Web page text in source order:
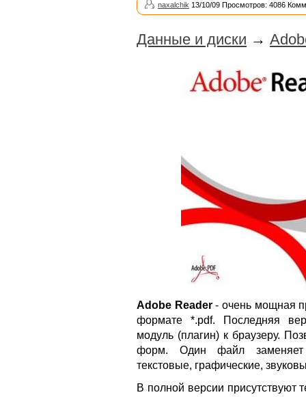
naxalchik 13/10/09 Просмотров: 4086
Данные и диски →
Adobe Reader- очень мощная
формате *.pdf. Последняя
модуль (плагин) к браузеру.
форм. Один файл заменяет
текстовые, графические,
В полной версии присутствуют